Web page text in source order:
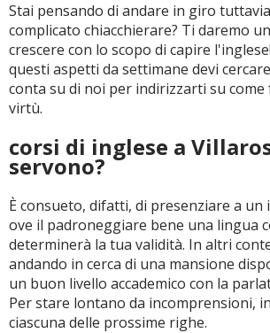
Stai pensando di andare in giro
complicato chiacchierare? Ti daremo
crescere con lo scopo di capire
questi aspetti da settimane devi
conta su di noi per indirizzarti su come
virtù.
corsi di inglese a
servono?
È consueto, difatti, di presenziare a
ove il padroneggiare bene una lingua
determinerà la tua validità. In altri
andando in cerca di una mansione
un buon livello accademico con la
Per stare lontano da incomprensioni,
ciascuna delle prossime righe.